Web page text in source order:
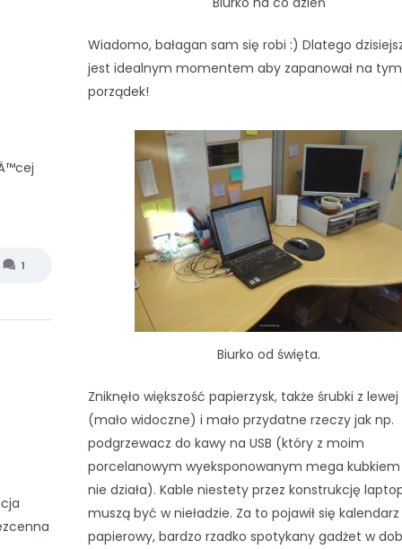
1
Wiadomo, bałagan sam się robi :) Dlatego
jest idealnym momentem aby zapanował na
porządek!
Biurko od święta.
Zniknęło większość papierzysk, także śrubki z
(mało widoczne) i mało przydatne rzeczy jak np.
podgrzewacz do kawy na USB (który z moim
porcelanowym wyeksponowanym mega
nie działa). Kable niestety przez konstrukcję
muszą być w nieładzie. Za to pojawił się kalendarz
papierowy, bardzo rzadko spotykany gadżet w